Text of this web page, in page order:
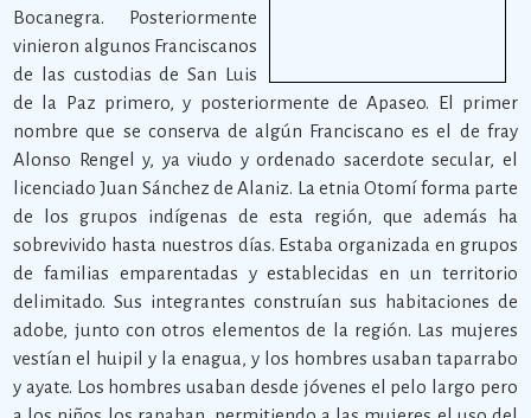
Bocanegra. Posteriormente
vinieron algunos Franciscanos
de las custodias de San Luis
de la Paz primero, y posteriormente de Apaseo. El primer
nombre que se conserva de algún Franciscano es el de fray
Alonso Rengel y, ya viudo y ordenado sacerdote secular, el
licenciado Juan Sánchez de Alaniz. La etnia Otomí forma parte
de los grupos indígenas de esta región, que además ha
sobrevivido hasta nuestros días. Estaba organizada en grupos
de familias emparentadas y establecidas en un territorio
delimitado. Sus integrantes construían sus habitaciones de
adobe, junto con otros elementos de la región. Las mujeres
vestían el huipil y la enagua, y los hombres usaban taparrabo
y ayate. Los hombres usaban desde jóvenes el pelo largo pero